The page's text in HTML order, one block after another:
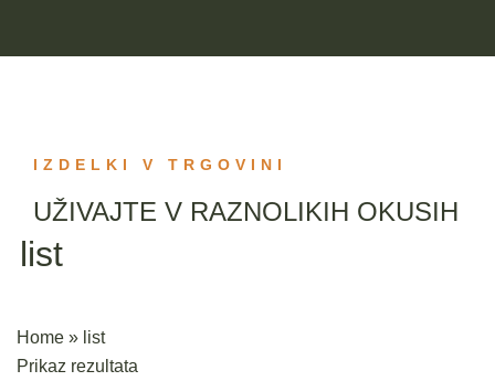
IZDELKI V TRGOVINI
UŽIVAJTE V RAZNOLIKIH OKUSIH
list
Home » list
Prikaz rezultata